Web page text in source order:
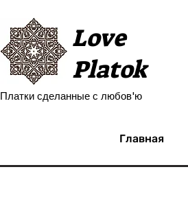
Love
Platok
Платки сделанные с любов'ю
Главная